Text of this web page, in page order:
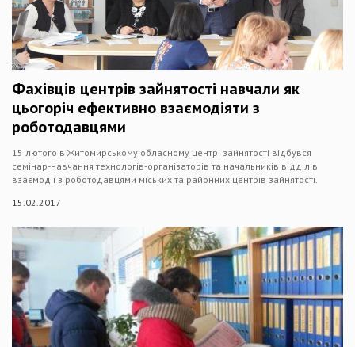
Фахівців центрів зайнятості навчали як
цьогоріч ефективно взаємодіяти з
роботодавцями
15 лютого в Житомирському обласному центрі зайнятості відбувся
семінар-навчання технологів-організаторів та начальників відділів
взаємодії з роботодавцями міських та районних центрів зайнятості.
15.02.2017